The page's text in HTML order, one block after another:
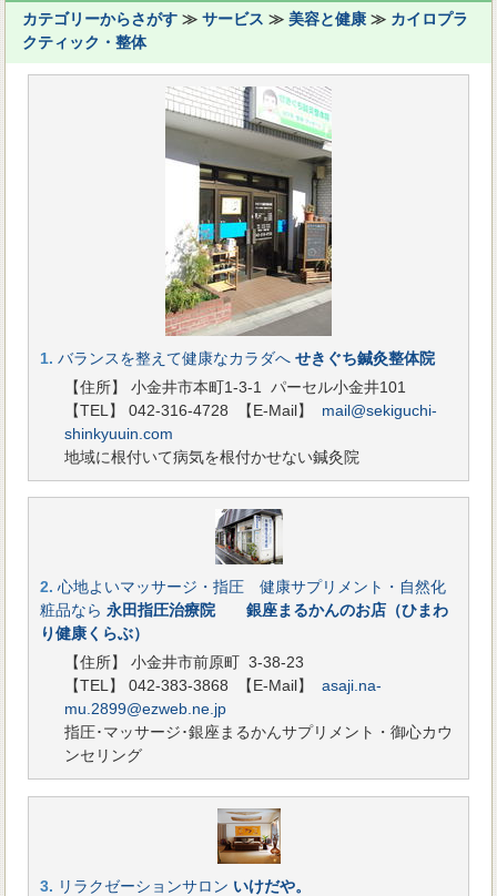
カテゴリーからさがす ≫サービス ≫美容と健康 ≫ カイロプラ
クティック・整体
1. バランスを整えて健康なカラダへ せきぐち鍼灸整体院
【住所】 小金井市本町1-3-1 パーセル小金井101
【TEL】 042-316-4728
【E-Mail】 mail@sekiguchi-
shinkyuuin.com
地域に根付いて病気を根付かせない鍼灸院
2. 心地よいマッサージ・指圧 健康サプリメント・自然化
粧品なら 永田指圧治療院 銀座まるかんのお店（ひまわ
り健康くらぶ）
【住所】 小金井市前原町 3-38-23
【TEL】 042-383-3868
【E-Mail】asaji.na-
mu.2899@ezweb.ne.jp
指圧･マッサージ･銀座まるかんサプリメント・御心カウ
ンセリング
3. リラクゼーションサロン いけだや。